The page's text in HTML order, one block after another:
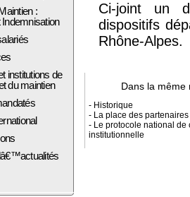
:
institutions de
du maintien
Ci-joint un
dispositifs
Rhône-Alpes.
Dans la même
- Historique
- La place des
- Le protocole national de
institutionnelle